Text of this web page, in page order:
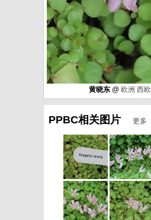
黄晓东 @ 欧洲 西欧
PPBC相关图片 更多